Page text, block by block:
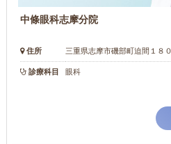
中條眼科志摩分院
住所 三重県志摩市磯部町迫間１８
診療科目 眼科